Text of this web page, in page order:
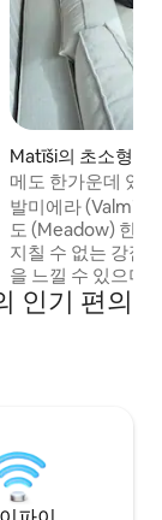
점 만점), 후기 43
Matīši의 초소형 주
메도 한가운데 있
발미에라
도 (Meadow) 한복
지칠 수 없는 강점
을 느낄 수 있으며,
밤에는 별이 빛나
다. 이 건물은 지속
모든 것을 갖추고
인기 편의